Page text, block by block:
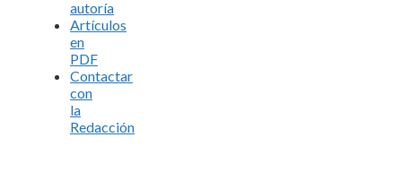
autoría
Artículos
en
PDF
Contactar
con
la
Redacción